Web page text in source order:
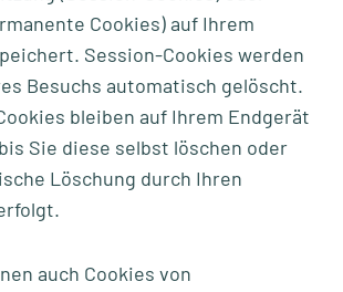
Cookies) auf Ihrem
Session-Cookies werden
Besuchs automatisch gelöscht.
bleiben auf Ihrem Endgerät
Sie diese selbst löschen oder
Löschung durch Ihren
auch Cookies von